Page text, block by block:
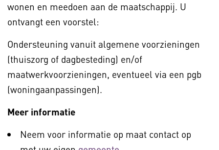
wonen en meedoen aan de maatschappij. U
ontvangt een voorstel:
Ondersteuning vanuit algemene voorzieningen
(thuiszorg of dagbesteding) en/of
maatwerkvoorzieningen, eventueel via een pgb
(woningaanpassingen).
Meer informatie
Neem voor informatie op maat contact op